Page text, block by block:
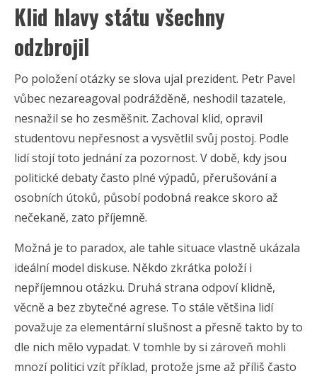
Klid hlavy státu všechny
odzbrojil
Po položení otázky se slova ujal prezident. Petr Pavel
vůbec nezareagoval podrážděně, neshodil tazatele,
nesnažil se ho zesměšnit. Zachoval klid, opravil
studentovu nepřesnost a vysvětlil svůj postoj. Podle
lidí stojí toto jednání za pozornost. V době, kdy jsou
politické debaty často plné výpadů, přerušování a
osobních útoků, působí podobná reakce skoro až
nečekaně, zato příjemně.
Možná je to paradox, ale tahle situace vlastně ukázala
ideální model diskuse. Někdo zkrátka položí i
nepříjemnou otázku. Druhá strana odpoví klidně,
věcně a bez zbytečné agrese. To stále většina lidí
považuje za elementární slušnost a přesně takto by to
dle nich mělo vypadat. V tomhle by si zároveň mohli
mnozí politici vzít příklad, protože jsme až příliš často